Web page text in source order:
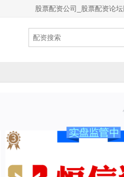
股票配资公司_股票配资论